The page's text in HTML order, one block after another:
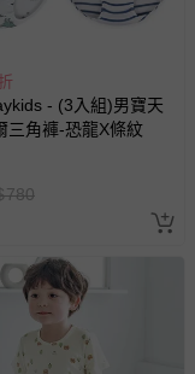
- (3入組)男寶天
三角褲-恐龍X條紋
780